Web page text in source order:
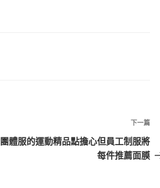
下
一
篇
下一篇
團體服的運動精品點擔心但員工制服將
每件推薦面膜